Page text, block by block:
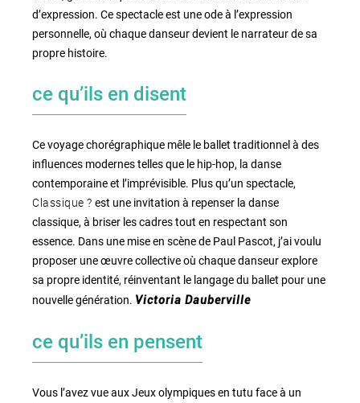
d’expression. Ce spectacle est une ode à l’expression
personnelle, où chaque danseur devient le narrateur de sa
propre histoire.
ce qu’ils en disent
Ce voyage chorégraphique mêle le ballet traditionnel à des
influences modernes telles que le hip-hop, la danse
contemporaine et l’imprévisible. Plus qu’un spectacle,
Classique ? est une invitation à repenser la danse
classique, à briser les cadres tout en respectant son
essence. Dans une mise en scène de Paul Pascot, j’ai voulu
proposer une œuvre collective où chaque danseur explore
sa propre identité, réinventant le langage du ballet pour une
nouvelle génération. Victoria Dauberville
ce qu’ils en pensent
Vous l’avez vue aux Jeux olympiques en tutu face à un